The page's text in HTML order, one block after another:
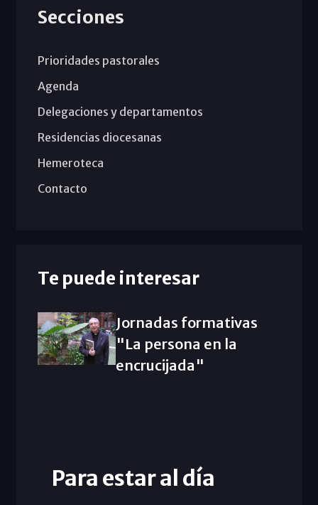
Secciones
Prioridades pastorales
Agenda
Delegaciones y departamentos
Residencias diocesanas
Hemeroteca
Contacto
Te puede interesar
Jornadas formativas
"La persona en la
encrucijada"
Para estar al día